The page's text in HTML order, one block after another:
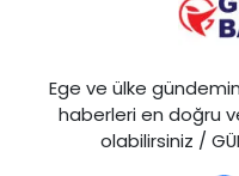
Ege ve ülke
haberleri en doğru
olabilirsiniz /